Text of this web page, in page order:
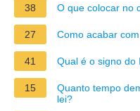
38 O que colocar no
27 Como acabar
41 Qual é o signo do
15
Quanto tempo
lei?